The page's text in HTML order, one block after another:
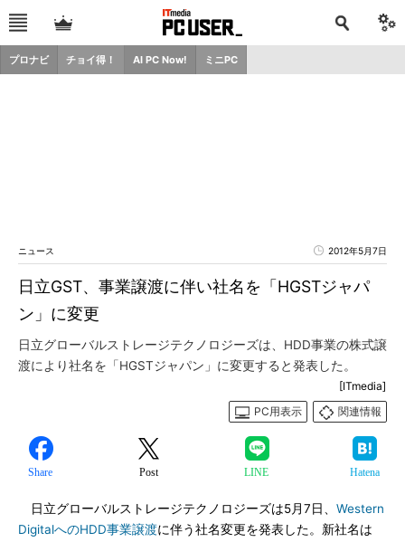
プロナビ チョイ得！ AI PC Now! ミニPC
ニュース 2012年5月7日
日立GST、事業譲渡に伴い社名を「HGSTジャパ
ン」に変更
日立グローバルストレージテクノロジーズは、HDD事業の株式譲
渡により社名を「HGSTジャパン」に変更すると発表した。
[ITmedia]
PC用表示
関連情報
Share Post LINE Hatena
日立グローバルストレージテクノロジーズは5月7日、 Western
DigitalへのHDD事業譲渡に伴う社名変更を発表した。新社名は